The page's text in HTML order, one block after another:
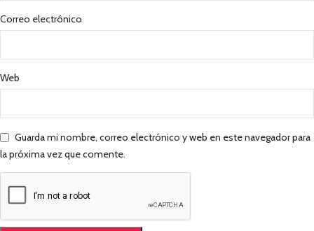
Correo electrónico
Web
Guarda mi nombre, correo electrónico y web en este navegador para
la próxima vez que comente.